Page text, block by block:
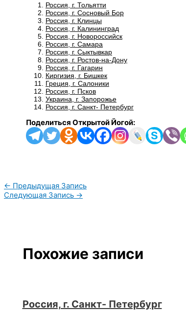
Россия, г. Тольятти
Россия, г. Сосновый Бор
Россия, г. Клинцы
Россия, г. Калининград
Россия, г. Новороссийск
Россия, г. Самара
Россия, г. Сыктывкар
Россия, г. Ростов-на-Дону
Россия, г. Гагарин
Киргизия, г. Бишкек
Греция, г. Салоники
Россия, г. Псков
Украина, г. Запорожье
Россия, г. Санкт- Петербург
Поделиться Открытой Йогой:
← Предыдущая Запись
Следующая Запись →
Похожие записи
Россия, г. Санкт- Петербург